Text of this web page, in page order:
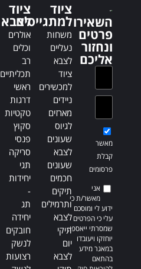
t
i
v
e
השאירו
פרטים
ונחזור
אליכם
מאשר
קבלת
פרסומים
אני
מאשר/ת כי
ידוע לי ומוסכם
עלי כי הפרטים
שמסרתי ייאספו,
יוחזקו ויעובדו
במאגר מידע
בהתאם
ציוד
למתגייסים
משחות
נעליים
לצבא
ציוד
למכשירים
ניידים
מארזים
לגיוס
שעונים
לצבא
שעונים
חכמים
תיקים
ותרמילים
לצבא
תיקי
יום
לצבא
ציוד
לצבא
אולרים
וכלים
רב
תכליתיים
ראשי
דרגות
טקטיות
סקוץ
פנסי
סריקה
תגי
יחידות
-
תג
יחידה
חובקים
לנשק
רצועות